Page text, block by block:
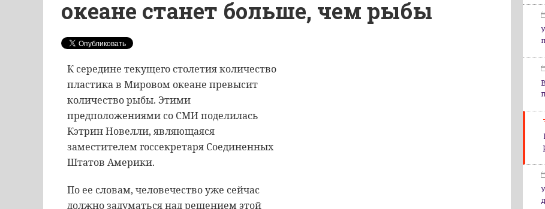
океане станет больше, чем рыбы
К середине текущего столетия количество
пластика в Мировом океане превысит
количество рыбы. Этими
предположениями со СМИ поделилась
Кэтрин Новелли, являющаяся
заместителем госсекретаря Соединенных
Штатов Америки.
По ее словам, человечество уже сейчас
должно задуматься над решением этой